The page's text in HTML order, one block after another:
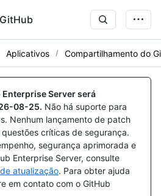
Aplicativos Compartilhamento do
Server será
08-25. Não há suporte para
Nenhum lançamento de patch
críticas de segurança.
segurança aprimorada e
Enterprise Server, consulte
atualização. Para obter ajuda
em contato com o GitHub